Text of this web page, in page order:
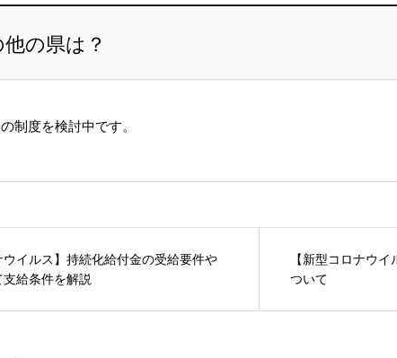
の県は？
制度を検討中です。
ウイルス】持続化給付金の受給要件や
給条件を解説
【新型コロナウ
ついて